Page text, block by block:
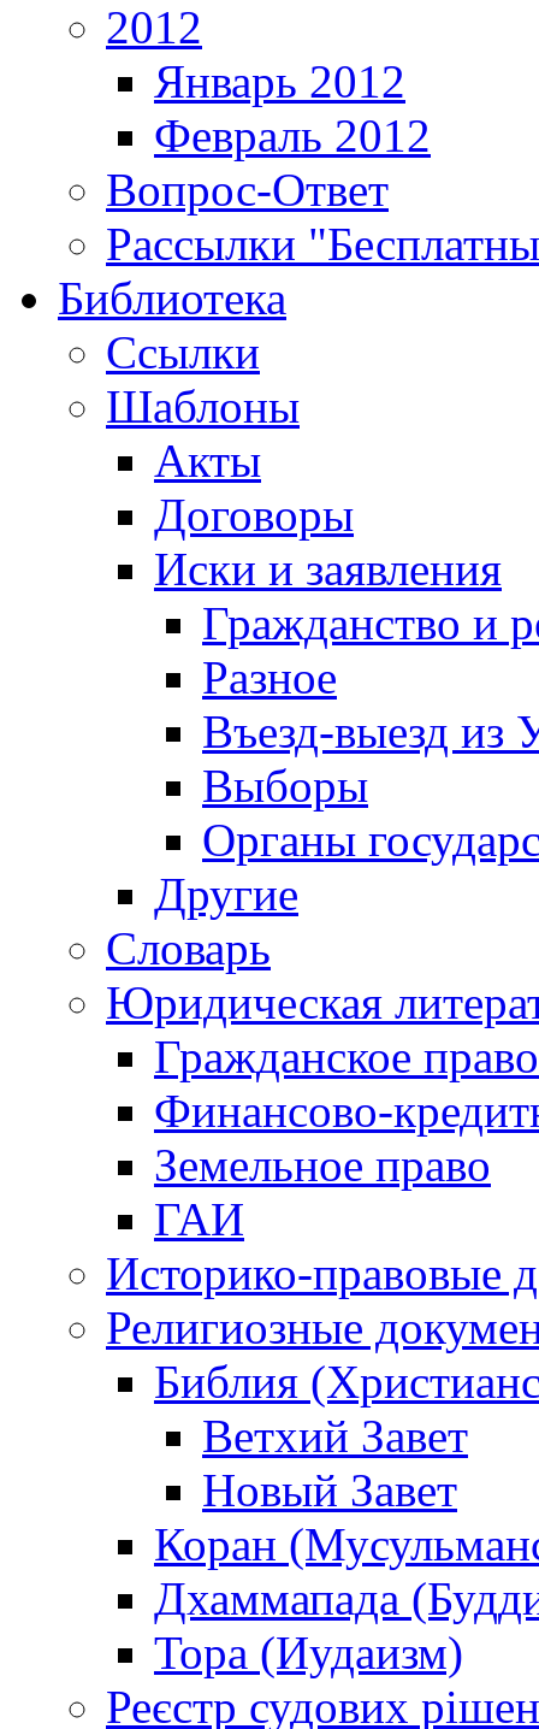
2012
Январь 2012
Февраль 2012
Вопрос-Ответ
Рассылки
Библиотека
Ссылки
Шаблоны
Акты
Договоры
Иски и заявления
Гражданство и
Разное
Въезд-выезд из
Выборы
Органы
Другие
Словарь
Юридическая
Гражданское право
Финансово-
Земельное право
ГАИ
Историко-правовые
Религиозные
Библия
Ветхий Завет
Новый Завет
Коран
Дхаммапада
Тора (Иудаизм)
Реєстр судових